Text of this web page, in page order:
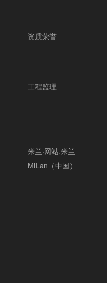
资质荣誉
工程监理
米兰·网站,米兰
MiLan（中国）